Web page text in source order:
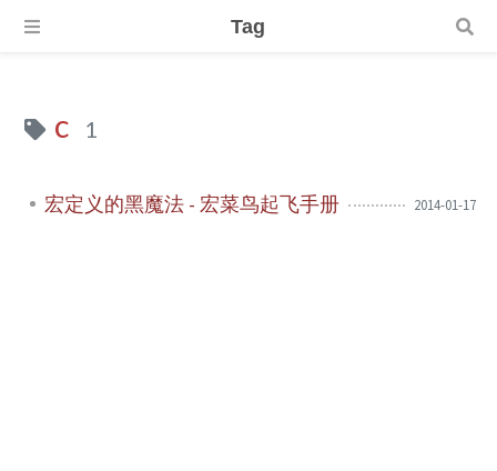
Tag
c 1
宏定义的黑魔法 - 宏菜鸟起飞手册 2014-01-17